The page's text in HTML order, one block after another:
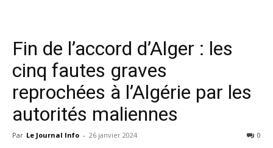
Fin de l’accord d’Alger : les
cinq fautes graves
reprochées à l’Algérie par les
autorités maliennes
Par Le Journal Info - 26 janvier 2024 0